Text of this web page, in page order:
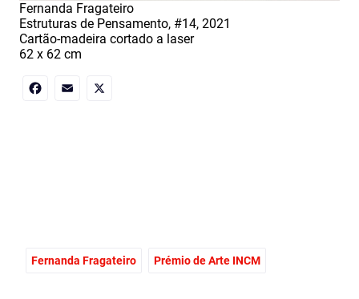
Fernanda Fragateiro
Estruturas de Pensamento, #14, 2021
Cartão-madeira cortado a laser
62 x 62 cm
Fernanda Fragateiro Prémio de Arte INCM